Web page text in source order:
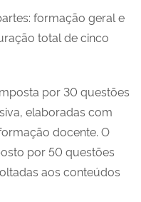
formação geral e
total de cinco
por 30 questões
elaboradas com
docente. O
por 50 questões
aos conteúdos